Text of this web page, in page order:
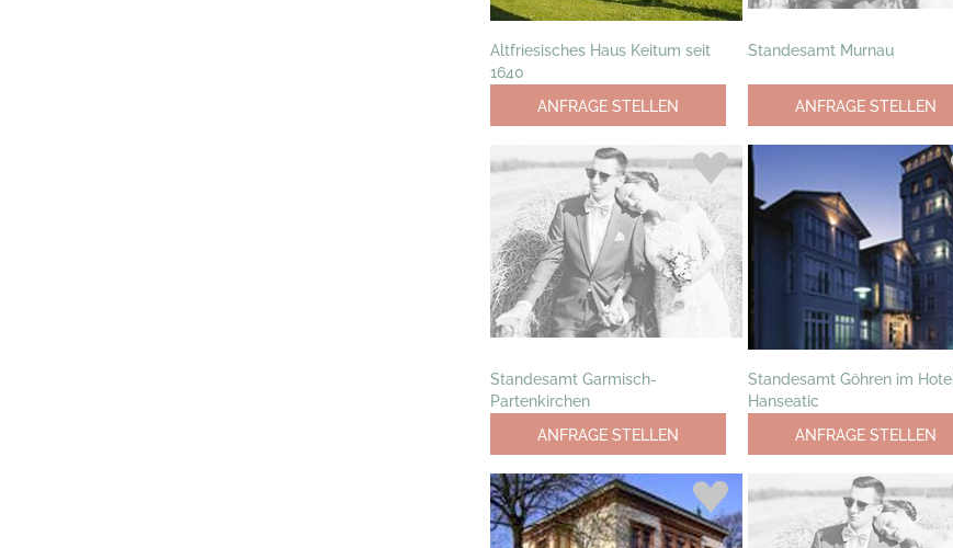
Altfriesisches Haus Keitum seit
1640
ANFRAGE STELLEN
Standesamt Murnau
ANFRAGE STELLEN
Standesamt Garmisch-
Partenkirchen
ANFRAGE STELLEN
Standesamt Göhren im Hotel
Hanseatic
ANFRAGE STELLEN